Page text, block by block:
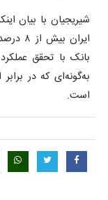
شیریجیان با بیان
است.